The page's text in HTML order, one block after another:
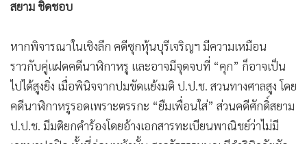
• เกม
• SMEs
• หุ้น
• อินโดจีน
• กองทุนรวม
Celeb Online